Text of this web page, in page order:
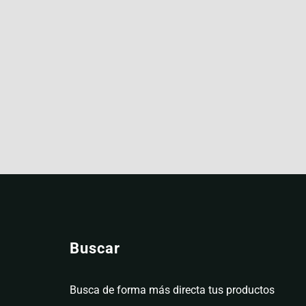
Buscar
Busca de forma más directa tus productos